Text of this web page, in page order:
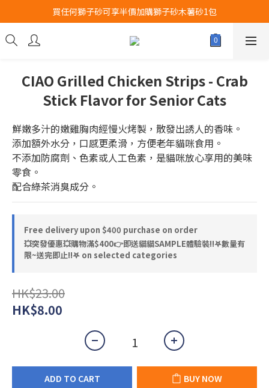
Airbuggy 全線現貨8折！立即點擊火速搶購
買任何獅子砂可享半價加購獅子砂木薯砂1包
Airbuggy 全線現貨8折！立即點擊火速搶購
CIAO Grilled Chicken Strips - Crab
Stick Flavor for Senior Cats
鮮嫩多汁的嫩雞胸肉經慢火烤製，散發出誘人的香味。
添加額外水分，口感更柔滑，方便老年貓咪食用。
不添加防腐劑、色素或人工色素，是貓咪放心享用的美味
零食。
配合綠茶消臭成分。
Free delivery upon $400 purchase on order
💥突發優惠💥購物滿$400👉即送貓貓SAMPLE體驗裝‼️𖤐數量有
限~送完即止!!𖤐 on selected categories
HK$23.00
HK$8.00
ADD TO CART BUY NOW